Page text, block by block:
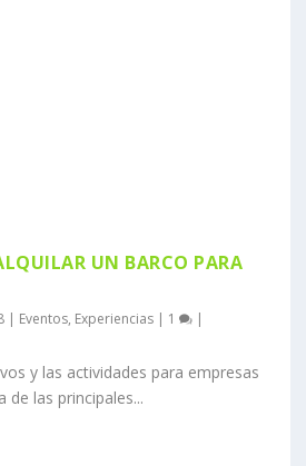
UN BARCO PARA
| Eventos, Experiencias | 1 |
y las actividades para empresas
de las principales...